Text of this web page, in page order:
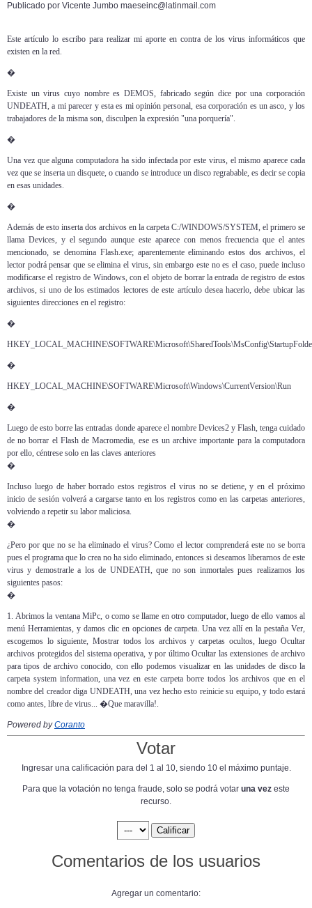
Publicado por Vicente Jumbo maeseinc@latinmail.com
Este artículo lo escribo para realizar mi aporte en contra de los virus informáticos que
existen en la red.
�
Existe un virus cuyo nombre es DEMOS, fabricado según dice por una corporación
UNDEATH, a mi parecer y esta es mi opinión personal, esa corporación es un asco, y los
trabajadores de la misma son, disculpen la expresión "una porquería".
�
Una vez que alguna computadora ha sido infectada por este virus, el mismo aparece cada
vez que se inserta un disquete, o cuando se introduce un disco regrabable, es decir se copia
en esas unidades.
�
Además de esto inserta dos archivos en la carpeta C:/WINDOWS/SYSTEM, el primero se
llama Devices, y el segundo aunque este aparece con menos frecuencia que el antes
mencionado, se denomina Flash.exe; aparentemente eliminando estos dos archivos, el
lector podrá pensar que se elimina el virus, sin embargo este no es el caso, puede incluso
modificarse el registro de Windows, con el objeto de borrar la entrada de registro de estos
archivos, si uno de los estimados lectores de este artículo desea hacerlo, debe ubicar las
siguientes direcciones en el registro:
�
�
HKEY_LOCAL_MACHINE\SOFTWARE\Microsoft\Windows\CurrentVersion\Run
�
Luego de esto borre las entradas donde aparece el nombre Devices2 y Flash, tenga cuidado
de no borrar el Flash de Macromedia, ese es un archive importante para la computadora
por ello, céntrese solo en las claves anteriores
�
Incluso luego de haber borrado estos registros el virus no se detiene, y en el próximo
inicio de sesión volverá a cargarse tanto en los registros como en las carpetas anteriores,
volviendo a repetir su labor maliciosa.
�
¿Pero por que no se ha eliminado el virus? Como el lector comprenderá este no se borra
pues el programa que lo crea no ha sido eliminado, entonces si deseamos liberarnos de este
virus y demostrarle a los de UNDEATH, que no son inmortales pues realizamos los
siguientes pasos:
�
1. Abrimos la ventana MiPc, o como se llame en otro computador, luego de ello vamos al
menú Herramientas, y damos clic en opciones de carpeta. Una vez allí en la pestaña Ver,
escogemos lo siguiente, Mostrar todos los archivos y carpetas ocultos, luego Ocultar
archivos protegidos del sistema operativa, y por último Ocultar las extensiones de archivo
para tipos de archivo conocido, con ello podemos visualizar en las unidades de disco la
carpeta system information, una vez en este carpeta borre todos los archivos que en el
nombre del creador diga UNDEATH, una vez hecho esto reinicie su equipo, y todo estará
como antes, libre de virus... �Que maravilla!.
Powered byCoranto
Votar
Ingresar una calificación para del 1 al 10, siendo 10 el máximo puntaje.
Para que la votación no tenga fraude, solo se podrá votar una vez este
recurso.
Comentarios de los usuarios
Agregar un comentario: